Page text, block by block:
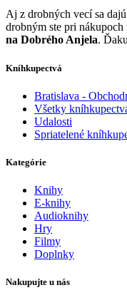
Aj z drobných vecí sa
drobným ste pri
na Dobrého Anjela.
Kníhkupectvá
Bratislava -
Všetky
Udalosti
Spriatelené
Kategórie
Knihy
E-knihy
Audioknihy
Hry
Filmy
Doplnky
Nakupujte u nás